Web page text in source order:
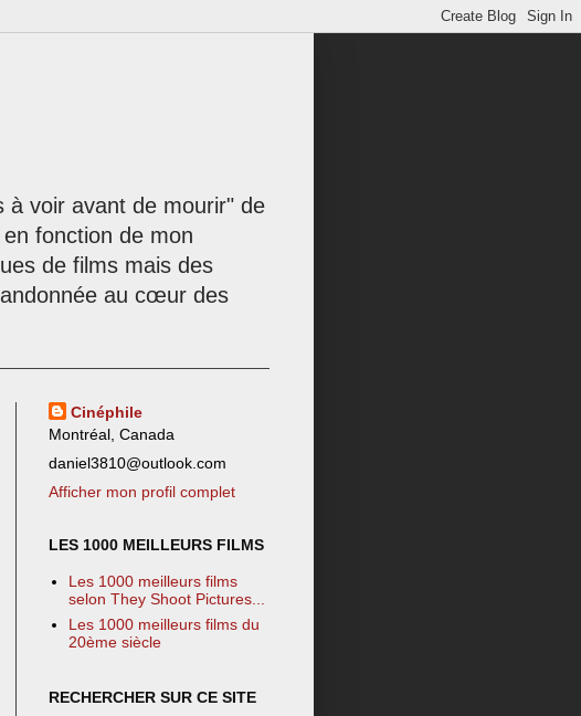
à voir avant de mourir" de
fonction de mon
de films mais des
au cœur des
Cinéphile
Montréal, Canada
daniel3810@outlook.com
Afficher mon profil complet
LES 1000 MEILLEURS FILMS
Les 1000 meilleurs films
selon They Shoot Pictures...
Les 1000 meilleurs films du
20ème siècle
RECHERCHER SUR CE SITE